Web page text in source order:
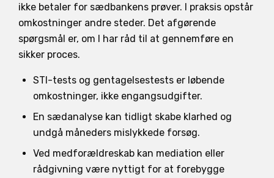
ikke betaler for sædbankens prøver. I praksis opstår
omkostninger andre steder. Det afgørende
spørgsmål er, om I har råd til at gennemføre en
sikker proces.
STI-tests og gentagelsestests er løbende
omkostninger, ikke engangsudgifter.
En sædanalyse kan tidligt skabe klarhed og
undgå måneders mislykkede forsøg.
Ved medforældreskab kan mediation eller
rådgivning være nyttigt for at forebygge